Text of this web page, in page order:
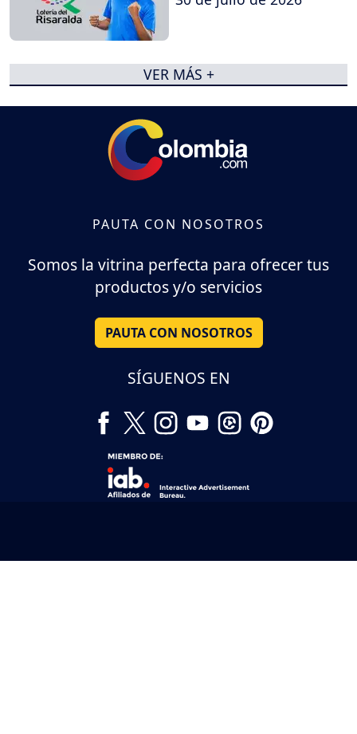
VER MÁS +
PAUTA CON NOSOTROS
Somos la vitrina perfecta para ofrecer tus
productos y/o servicios
PAUTA CON NOSOTROS
SÍGUENOS EN